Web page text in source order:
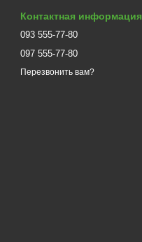
Контактная информация
093 555-77-80
097 555-77-80
Перезвонить вам?